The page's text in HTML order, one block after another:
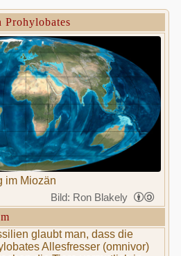
im Miozän
Bild: Ron Blakely
glaubt man, dass die
Allesfresser (omnivor)